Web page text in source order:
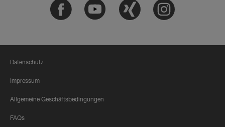
Facebook Youtube Xing Instagram
Datenschutz
Impressum
Allgemeine Geschäftsbedingungen
FAQs